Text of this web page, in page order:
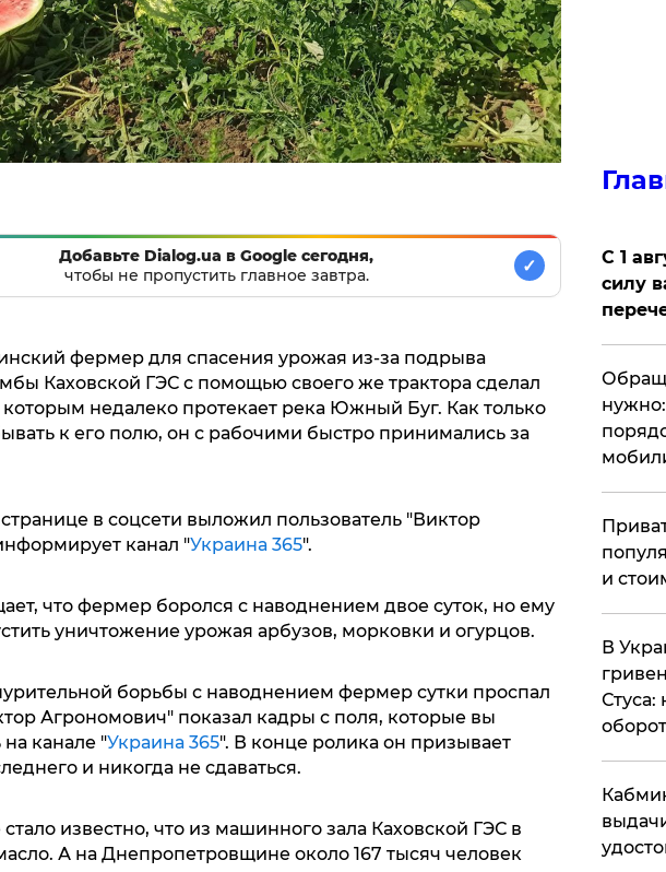
Добавьте Dialog.ua в Google сегодня,
чтобы не пропустить главное завтра.
✓
фермер для спасения урожая из-за подрыва
Каховской ГЭС с помощью своего же трактора сделал
недалеко протекает река Южный Буг. Как только
к его полю, он с рабочими быстро принимались за
в соцсети выложил пользователь "Виктор
канал "Украина 365".
что фермер боролся с наводнением двое суток, но ему
уничтожение урожая арбузов, морковки и огурцов.
борьбы с наводнением фермер сутки проспал
Агрономович" показал кадры с поля, которые вы
канале "Украина 365". В конце ролика он призывает
и никогда не сдаваться.
известно, что из машинного зала Каховской ГЭС в
А на Днепропетровщине около 167 тысяч человек
С 1
силу
и
В
Стуса: